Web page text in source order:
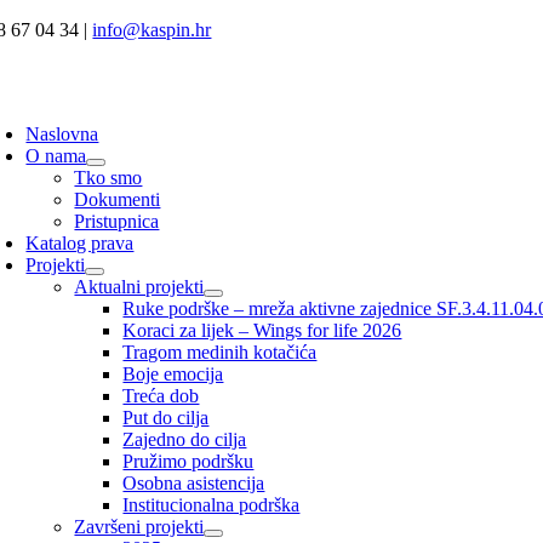
Skip
67 04 34 |info@kaspin.hr
Naslovna
O nama
Tko smo
Dokumenti
Pristupnica
Katalog prava
Projekti
Aktualni projekti
Ruke podrške – mreža aktivne zajednice
Koraci za lijek – Wings for life 2026
Tragom medinih kotačića
Boje emocija
Treća dob
Put do cilja
Zajedno do cilja
Pružimo podršku
Osobna asistencija
Institucionalna podrška
Završeni projekti